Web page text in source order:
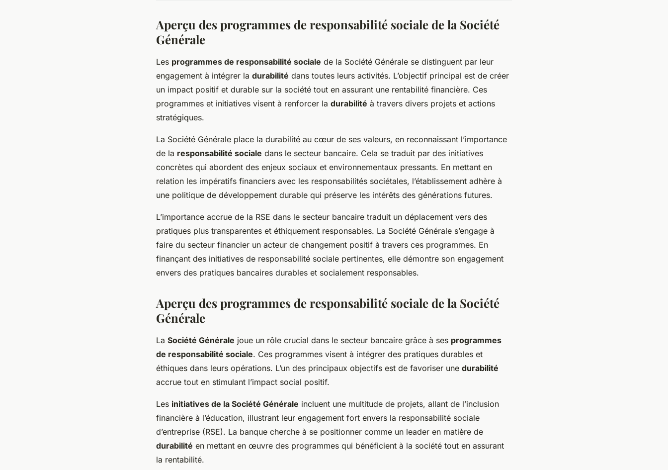
Aperçu des programmes de responsabilité sociale de la Société
Générale
Les programmes de responsabilité sociale de la Société Générale se distinguent par leur
engagement à intégrer la durabilité dans toutes leurs activités. L’objectif principal est de créer
un impact positif et durable sur la société tout en assurant une rentabilité financière. Ces
programmes et initiatives visent à renforcer la durabilité à travers divers projets et actions
stratégiques.
La Société Générale place la durabilité au cœur de ses valeurs, en reconnaissant l’importance
de la responsabilité sociale dans le secteur bancaire. Cela se traduit par des initiatives
concrètes qui abordent des enjeux sociaux et environnementaux pressants. En mettant en
relation les impératifs financiers avec les responsabilités sociétales, l’établissement adhère à
une politique de développement durable qui préserve les intérêts des générations futures.
L’importance accrue de la RSE dans le secteur bancaire traduit un déplacement vers des
pratiques plus transparentes et éthiquement responsables. La Société Générale s’engage à
faire du secteur financier un acteur de changement positif à travers ces programmes. En
finançant des initiatives de responsabilité sociale pertinentes, elle démontre son engagement
envers des pratiques bancaires durables et socialement responsables.
Aperçu des programmes de responsabilité sociale de la Société
Générale
La Société Générale joue un rôle crucial dans le secteur bancaire grâce à ses programmes
de responsabilité sociale. Ces programmes visent à intégrer des pratiques durables et
éthiques dans leurs opérations. L’un des principaux objectifs est de favoriser une durabilité
accrue tout en stimulant l’impact social positif.
Les initiatives de la Société Générale incluent une multitude de projets, allant de l’inclusion
financière à l’éducation, illustrant leur engagement fort envers la responsabilité sociale
d’entreprise (RSE). La banque cherche à se positionner comme un leader en matière de
durabilité en mettant en œuvre des programmes qui bénéficient à la société tout en assurant
la rentabilité.